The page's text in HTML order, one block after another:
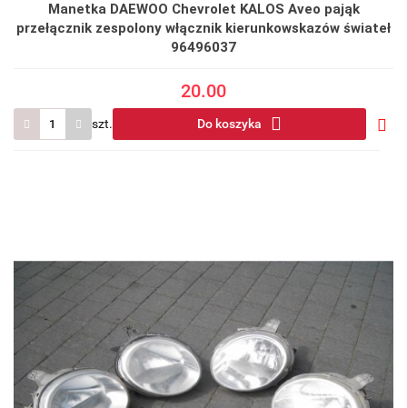
Manetka DAEWOO Chevrolet KALOS Aveo pająk
przełącznik zespolony włącznik kierunkowskazów świateł
96496037
20.00
szt. Do koszyka